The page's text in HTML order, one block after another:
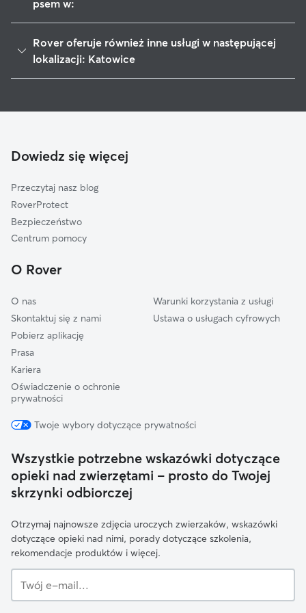
psem w:
Siemianowice Śląskie
Czeladź
Sosnowiec
Będzin
Ruda Śląska
Wojkowice
Rover oferuje również inne usługi w następującej
lokalizacji: Katowice
Opieka nad kotami w Katowice
Dowiedz się więcej
Przeczytaj nasz blog
RoverProtect
Bezpieczeństwo
Centrum pomocy
O Rover
O nas
Skontaktuj się z nami
Pobierz aplikację
Prasa
Kariera
Oświadczenie o ochronie
prywatności
Warunki korzystania z usługi
Ustawa o usługach cyfrowych
Twoje wybory dotyczące prywatności
Wszystkie potrzebne wskazówki dotyczące
opieki nad zwierzętami – prosto do Twojej
skrzynki odbiorczej
Otrzymaj najnowsze zdjęcia uroczych zwierzaków, wskazówki
dotyczące opieki nad nimi, porady dotyczące szkolenia,
rekomendacje produktów i więcej.